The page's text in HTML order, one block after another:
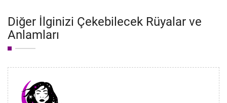
Diğer İlginizi Çekebilecek Rüyalar ve
Anlamları